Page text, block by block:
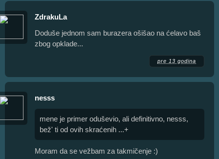
ZdrakuLa
Doduše jednom sam burazera ošišao na ćelavo baš
zbog opklade...
pre 13 godina
nesss
mene je primer oduševio, ali definitivno, nesss,
bež' ti od ovih skraćenih ...+
Moram da se vežbam za takmičenje :)